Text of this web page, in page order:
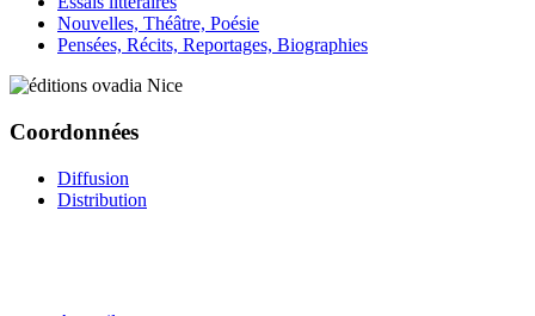
Nouvelles, Théâtre, Poésie
Pensées, Récits, Reportages, Biographies
Coordonnées
Diffusion
Distribution